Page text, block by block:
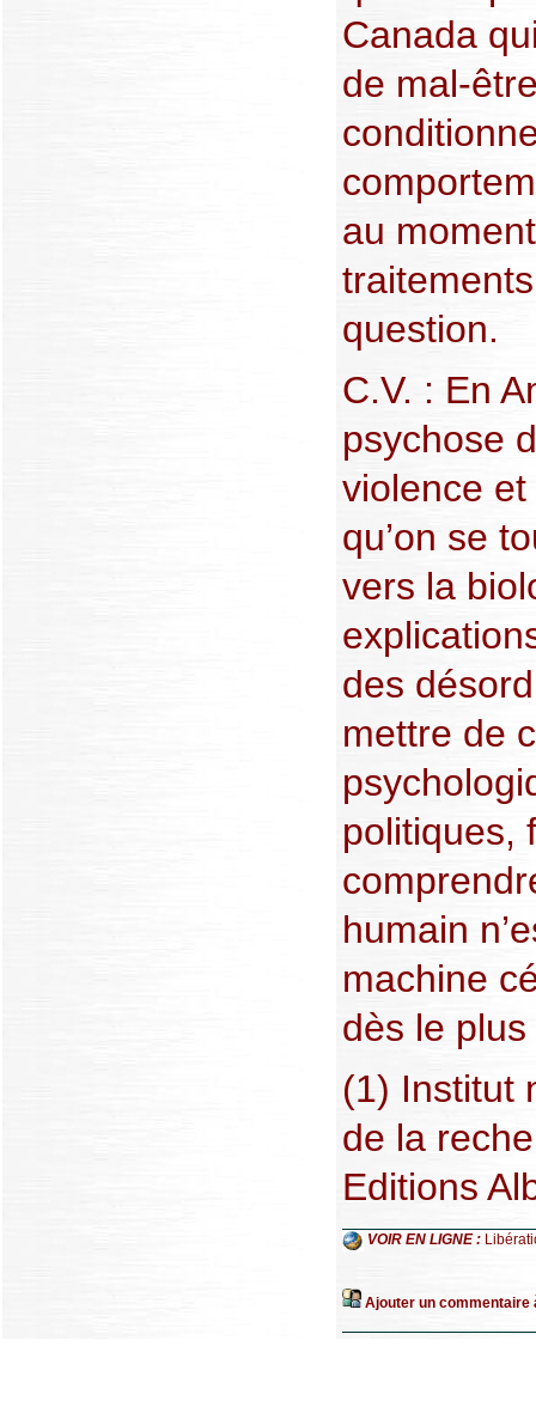
Canada
de mal-
au
question.
C.V. : En
psychose
violence
qu’on se
vers la
des
mettre de
politiques,
humain
machine
dès le
(1) Institut
de la
Editions
VOIR EN LIGNE :
Ajouter un commentaire